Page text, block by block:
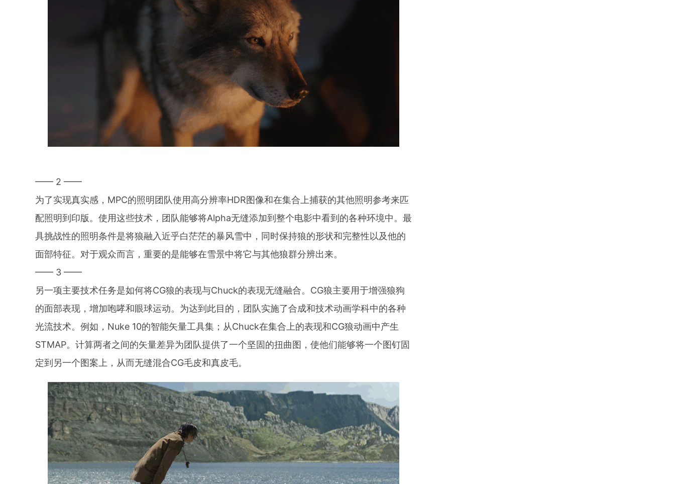
—— 2 ——
为了实现真实感，MPC的照明团队使用高分辨率HDR图像和在集合上捕获的其他照明参考来匹
配照明到印版。使用这些技术，团队能够将Alpha无缝添加到整个电影中看到的各种环境中。最
具挑战性的照明条件是将狼融入近乎白茫茫的暴风雪中，同时保持狼的形状和完整性以及他的
面部特征。对于观众而言，重要的是能够在雪景中将它与其他狼群分辨出来。
—— 3 ——
另一项主要技术任务是如何将CG狼的表现与Chuck的表现无缝融合。CG狼主要用于增强狼狗
的面部表现，增加咆哮和眼球运动。为达到此目的，团队实施了合成和技术动画学科中的各种
光流技术。例如，Nuke 10的智能矢量工具集；从Chuck在集合上的表现和CG狼动画中产生
STMAP。计算两者之间的矢量差异为团队提供了一个坚固的扭曲图，使他们能够将一个图钉固
定到另一个图案上，从而无缝混合CG毛皮和真皮毛。